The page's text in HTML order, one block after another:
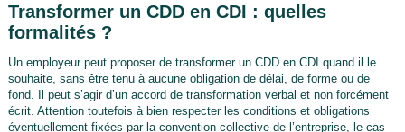
Transformer un CDD en CDI : quelles
formalités ?
Un employeur peut proposer de transformer un CDD en CDI quand il le
souhaite, sans être tenu à aucune obligation de délai, de forme ou de
fond. Il peut s’agir d’un accord de transformation verbal et non forcément
écrit. Attention toutefois à bien respecter les conditions et obligations
éventuellement fixées par la convention collective de l’entreprise, le cas